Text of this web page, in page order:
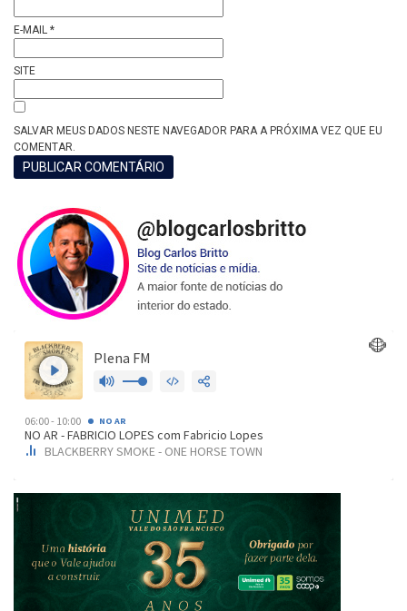
E-MAIL *
SITE
SALVAR MEUS DADOS NESTE NAVEGADOR PARA A PRÓXIMA VEZ QUE EU
COMENTAR.